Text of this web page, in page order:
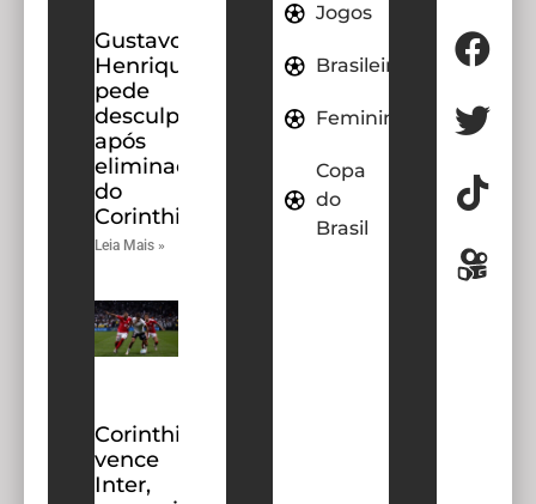
Gustavo
Henrique
pede
desculpas
após
eliminação
do
Corinthians
Leia Mais »
Corinthians
vence
Inter,
Jogos
Brasileirao
Feminino
Copa
do
Brasil